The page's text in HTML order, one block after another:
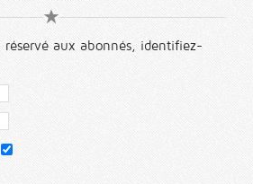
aux abonnés, identifiez-